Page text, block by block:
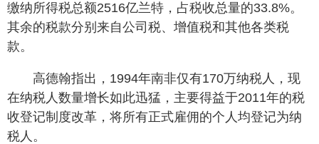
缴纳所得税总额2516亿兰特，占税收总量的33.8%。
其余的税款分别来自公司税、增值税和其他各类税
款。
高德翰指出，1994年南非仅有170万纳税人，现
在纳税人数量增长如此迅猛，主要得益于2011年的税
收登记制度改革，将所有正式雇佣的个人均登记为纳
税人。